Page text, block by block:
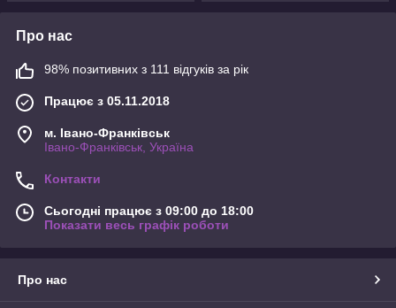
Про нас
98% позитивних з 111 відгуків за рік
Працює з 05.11.2018
м. Івано-Франківськ
Івано-Франківськ, Україна
Контакти
Сьогодні працює з 09:00 до 18:00
Показати весь графік роботи
Про нас